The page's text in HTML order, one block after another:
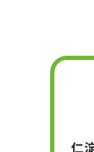
仁